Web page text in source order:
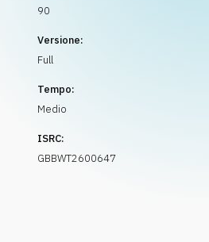
90
Versione:
Full
Tempo:
Medio
ISRC:
GBBWT2600647